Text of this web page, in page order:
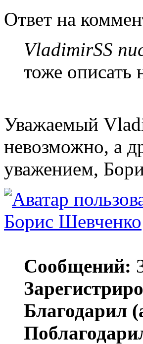
Ответ на
VladimirSS
тоже описать
Уважаемый
невозможно, а
уважением,
Борис Шевченко
Сообщений:
Благодарил